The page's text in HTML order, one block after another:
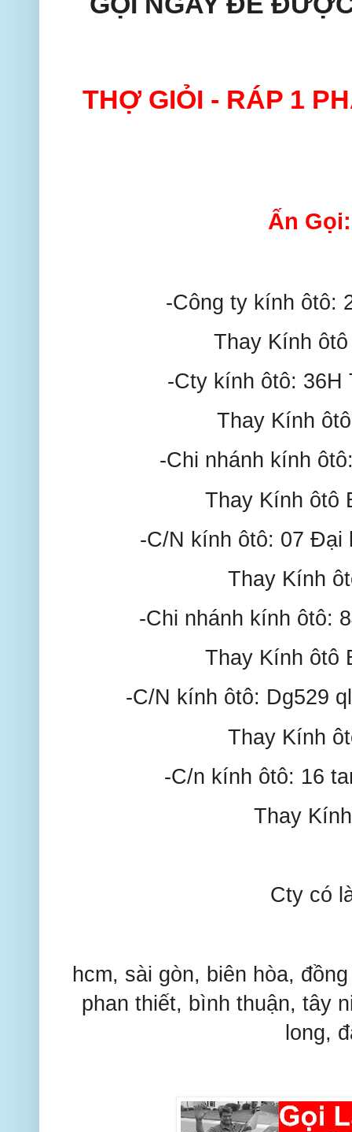
THỢ GIỎI - RÁP 1
Ấn
-Công ty kính ôtô:
Thay Kính
-Cty kính ôtô: 36H
Thay Kính
-Chi nhánh kính
Thay Kính ôtô
-C/N kính ôtô: 07 Đại
Thay Kính
-Chi nhánh kính ôtô:
Thay Kính ôtô
-C/N kính ôtô: Dg529
Thay Kính
-C/n kính ôtô: 16
Thay
Cty có
hcm, sài gòn, biên hòa,
phan thiết, bình thuận, tây
long,